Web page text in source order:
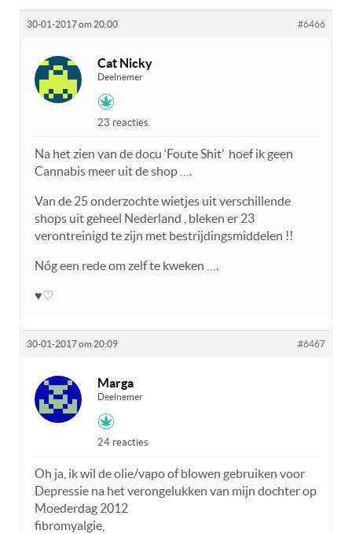
30-01-2017 om 20:00 #6466
Cat Nicky
Deelnemer
23 reacties
Na het zien van de docu ‘Foute Shit’ hoef ik geen
Cannabis meer uit de shop ….
Van de 25 onderzochte wietjes uit verschillende
shops uit geheel Nederland , bleken er 23
verontreinigd te zijn met bestrijdingsmiddelen !!
Nóg een rede om zelf te kweken ….
♥♡
30-01-2017 om 20:09 #6467
Marga
Deelnemer
24 reacties
Oh ja, ik wil de olie/vapo of blowen gebruiken voor
Depressie na het verongelukken van mijn dochter op
Moederdag 2012
fibromyalgie,